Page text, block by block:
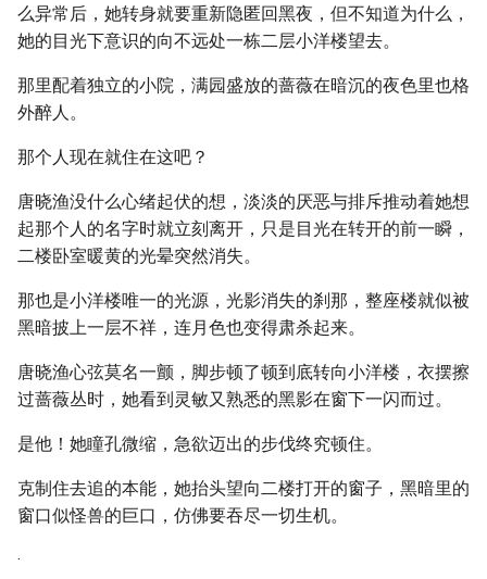
么异常后，她转身就要重新隐匿回黑夜，但不知道为什么，
她的目光下意识的向不远处一栋二层小洋楼望去。
那里配着独立的小院，满园盛放的蔷薇在暗沉的夜色里也格
外醉人。
那个人现在就住在这吧？
唐晓渔没什么心绪起伏的想，淡淡的厌恶与排斥推动着她想
起那个人的名字时就立刻离开，只是目光在转开的前一瞬，
二楼卧室暖黄的光晕突然消失。
那也是小洋楼唯一的光源，光影消失的刹那，整座楼就似被
黑暗披上一层不祥，连月色也变得肃杀起来。
唐晓渔心弦莫名一颤，脚步顿了顿到底转向小洋楼，衣摆擦
过蔷薇丛时，她看到灵敏又熟悉的黑影在窗下一闪而过。
是他！她瞳孔微缩，急欲迈出的步伐终究顿住。
克制住去追的本能，她抬头望向二楼打开的窗子，黑暗里的
窗口似怪兽的巨口，仿佛要吞尽一切生机。
·